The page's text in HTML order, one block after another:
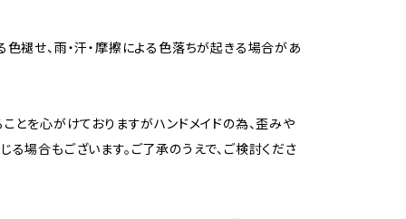
色褪せ、雨・汗・摩擦による色落ちが起きる場合があ
ことを心がけておりますがハンドメイドの為、歪みや
る場合もございます。ご了承のうえで、ご検討くださ